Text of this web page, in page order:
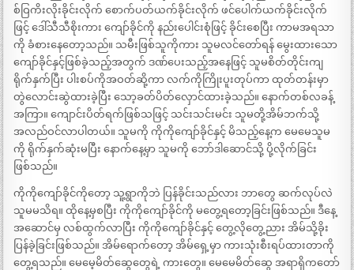
စ်ဝြကိးလိုးခိုင်းလိုက် စောက်ပတ်ယက်ခိုင်းလိုက် ဖင်ပေါက်ယက်ခိုင်းလိုက်
ဖြင့် ဒေါ်သီသီစိုးကား ကျော်ခိုင်ကို နည်းပေါင်းစုံဖြင့် ခိုင်းစေပြီး ကာမအရသာ
ကို ခံစားနေတော့သည်။ သမီးဖြစ်သူကိုကား သူမလင်တော်ရန် မွေးထားသော
ကျော်ခိုင်နှင့်ဖြစ်ခဲ့သည့်အတွက် ဒဏ်ပေးသည့်အနေဖြင့် သူမစိတ်တိုင်းကျ
ရိုက်နှက်ပြီး ပါးစပ်ကိုအဝတ်ဆို့ကာ လက်ကိုကြိုးပူးတုပ်ကာ ထုတ်တန်းမှာ
တွဲလောင်းဆွဲထားခဲ့ပြီး သော့ခတ်ပိတ်လှောင်ထားခဲ့သည်။ နောက်တစ်လခန့်
အကြာ။ ကျောင်းပိတ်ရက်ဖြစ်သဖြင့် သင်းသင်းမင်း သူမတို့အိမ်ဘက်သို့
အလည်ဝင်လာပါတယ်။ သူမကို ကိုကိုကျော်ခိုင်နှင့် မိသည့်နေ့က မေမေသူမ
ကို ရိုက်နှက်ဆုံးမပြီး နောက်နေ့မှာ သူမကို ဘော်ဒါဆောင်သို့ ပို့လိုက်ခြင်း
ဖြစ်သည်။
ကိုကိုကျော်ခိုင်ကိုတော့ သူ့ရွာကိုဘဲ ပြန်ခိုင်းသည်လား ဘာတွေ ဆက်လုပ်လဲ
သူမမသိရ။ ထိုနေ့မှစပြီး ကိုကိုကျော်ခိုင်ကို မတွေ့ရတော့ခြင်းဖြစ်သည်။ ဒီနေ့
အဆောင်မှ လစ်ထွက်လာပြီး ကိုကိုကျော်ခိုင်နှင့် တွေ့လိုတွေ့ညား အိမ်သို့ခိုး
ပြန်ခဲ့ခြင်းဖြစ်သည်။ အိမ်ရောက်တော့ အိမ်ရှေ့မှာ ကားသုံးစီးရပ်ထားတာကို
တွေ့ရသည်။ မေမေ့မိတ်ဆွေတွေရဲ့ ကားတွေ။ မေမေမိတ်ဆွေ အရာရှိကတော်